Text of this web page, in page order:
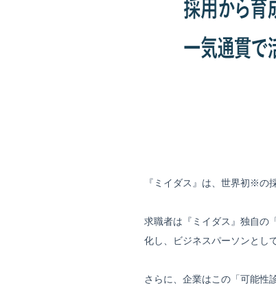
『ミイダス』は、世界初※の
求職者は『ミイダス』独自の
化し、ビジネスパーソンとし
さらに、企業はこの「可能性